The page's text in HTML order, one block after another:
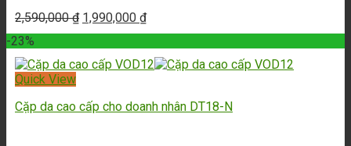
2,590,000₫ 1,990,000 ₫
-23%
Quick View
Cặp da cao cấp cho doanh nhân DT18-N